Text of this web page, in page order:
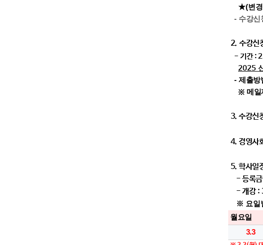
★(변
- 수강신
2. 수강신
- 기간 :
2025
- 제출방
※ 메일
3. 수강신
4. 경영사
5. 학사일
- 등록금
- 개강 :
※ 요일
​월요일
3.3